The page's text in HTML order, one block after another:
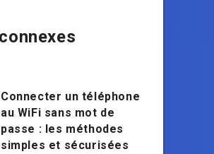
Connecter un téléphone
au WiFi sans mot de
passe : les méthodes
simples et sécurisées